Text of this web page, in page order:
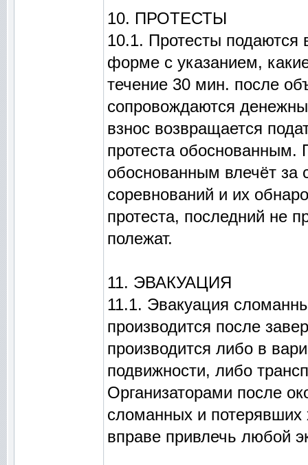
10. ПРОТЕСТЫ
10.1. Протесты подаются
форме с указанием,
течение 30 мин. после
сопровождаются
взнос возвращается
протеста обоснованным.
обоснованным влечёт за
соревнований и их
протеста, последний не
полежат.
11. ЭВАКУАЦИЯ
11.1. Эвакуация
производится после
производится либо в
подвижности, либо
Организаторами после
сломанных и потерявших
вправе привлечь любой